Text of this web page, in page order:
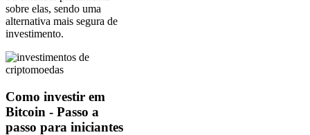
sobre elas, sendo uma
alternativa mais segura de
investimento.
Como investir em
Bitcoin - Passo a
passo para iniciantes